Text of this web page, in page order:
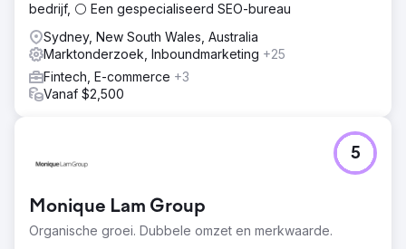
bedrijf, ⚪ Een gespecialiseerd SEO-bureau
Sydney, New South Wales, Australia
Marktonderzoek, Inboundmarketing +25
Fintech, E-commerce +3
Vanaf $2,500
Monique Lam Group
Organische groei. Dubbele omzet en merkwaarde.
5